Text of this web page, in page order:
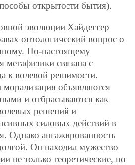
открытости бытия).
эволюции Хайдеггер
онтологический вопрос о
По-настоящему
метафизики связана с
к волевой решимости.
объявляются
и отбрасываются как
решений и
силовых действий в
Однако ангажированность
Он находил мужество
не только теоретические, но